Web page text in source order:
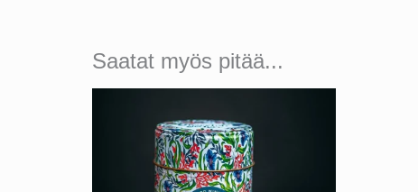
Saatat myös pitää...